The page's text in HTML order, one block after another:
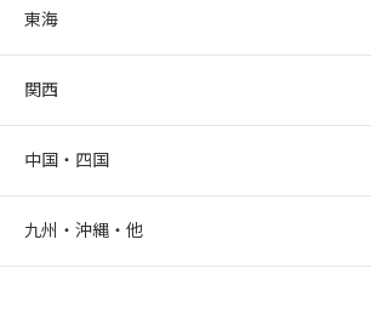
東海
関西
中国・四国
九州・沖縄・他